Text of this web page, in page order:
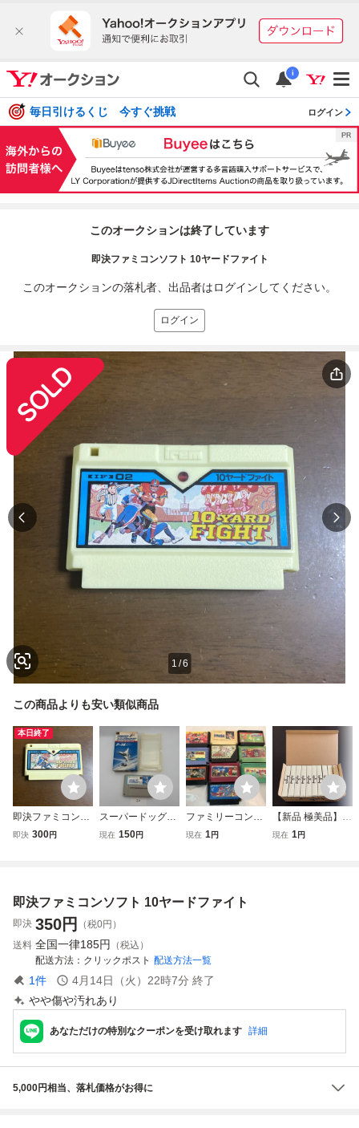
i
毎日引けるくじ 今すぐ挑戦 ログイン
このオークションは終了しています
即決ファミコンソフト 10ヤードファイト
このオークションの落札者、出品者はログインしてください。
ログイン
1 /6
この商品よりも安い類似商品
本日終了
即決ファミコンソ
フト 10ヤードフ
即決 300円
スーパードッグフ
ァイト 任天堂
現在 150円
ファミリーコンピ
ューター ソフト 1
現在 1円
【新品 極美品】
スーパーファミコ
現在 1円
即決ファミコンソフト 10ヤードファイト
即決 350円
（税0円）
送料 全国一律185円
（税込）
配送方法
クリックポスト 配送方法一覧
1件 4月14日（火）22時7分 終了
やや傷や汚れあり
あなただけの特別なクーポンを受け取れます 詳細
5,000円相当、落札価格がお得に